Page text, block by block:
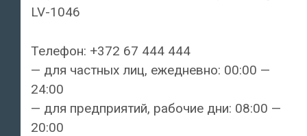
LV-1046
Телефон: +372 67 444 444
— для частных лиц, ежедневно: 00:00 —
24:00
— для предприятий, рабочие дни: 08:00 —
20:00